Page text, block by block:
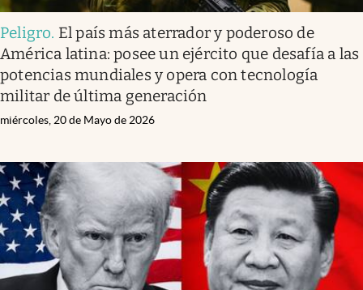
Peligro. El país más aterrador y poderoso de
América latina: posee un ejército que desafía a las
potencias mundiales y opera con tecnología
militar de última generación
miércoles, 20 de Mayo de 2026